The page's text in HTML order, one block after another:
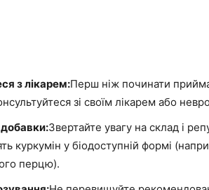
з лікарем:Перш ніж починати
зі своїм лікарем або
добавки:Звертайте увагу на склад і
куркумін у біодоступній формі
перцю).